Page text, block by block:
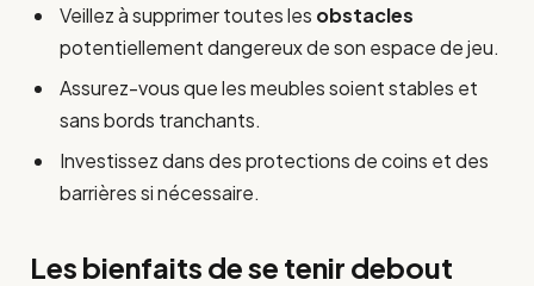
Veillez à supprimer toutes les obstacles
potentiellement dangereux de son espace de jeu.
Assurez-vous que les meubles soient stables et
sans bords tranchants.
Investissez dans des protections de coins et des
barrières si nécessaire.
Les bienfaits de se tenir debout